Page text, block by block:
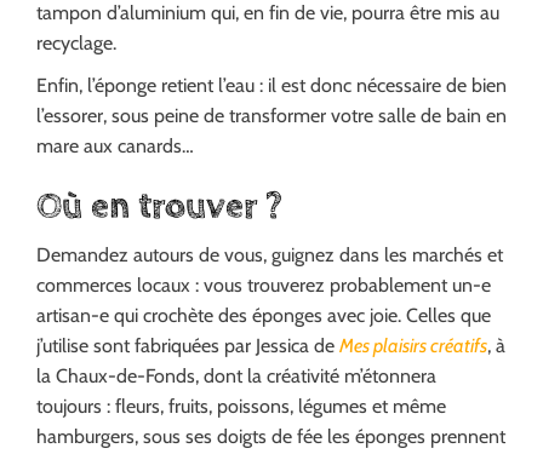
tampon d’aluminium qui, en fin de vie, pourra être mis au
recyclage.
Enfin, l’éponge retient l’eau : il est donc nécessaire de bien
l’essorer, sous peine de transformer votre salle de bain en
mare aux canards…
Où en trouver ?
Demandez autours de vous, guignez dans les marchés et
commerces locaux : vous trouverez probablement un-e
artisan-e qui crochète des éponges avec joie. Celles que
j’utilise sont fabriquées par Jessica de Mes plaisirs créatifs, à
la Chaux-de-Fonds, dont la créativité m’étonnera
toujours : fleurs, fruits, poissons, légumes et même
hamburgers, sous ses doigts de fée les éponges prennent